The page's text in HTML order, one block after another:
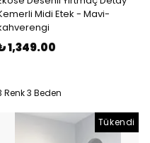
Midi Etek - Mavi-
1,349.00
Renk 3 Beden
Tükendi